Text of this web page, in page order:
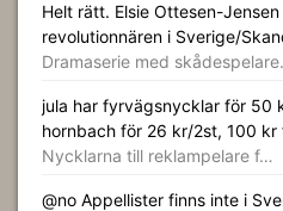
Helt rätt. Elsie Ottesen-
revolutionnären i Sverige/
Dramaserie med
jula har fyrvägsnycklar för 50
hornbach för 26 kr/2st, 100 kr
Nycklarna till reklampelare f…
@no Appellister finns inte i